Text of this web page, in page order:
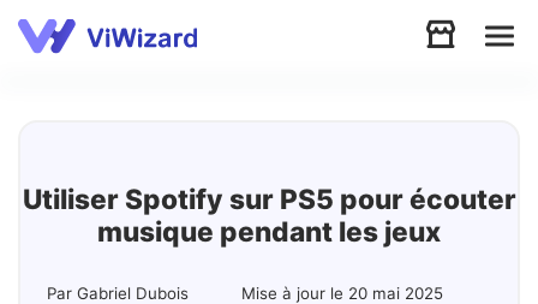
Vidéo
Utiliser Spotify sur PS5 pour écouter
musique pendant les jeux
Par Gabriel Dubois
Mise à jour le 20 mai 2025